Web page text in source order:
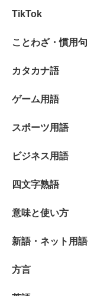
TikTok
ことわざ・慣用句
カタカナ語
ゲーム用語
スポーツ用語
ビジネス用語
四文字熟語
意味と使い方
新語・ネット用語
方言